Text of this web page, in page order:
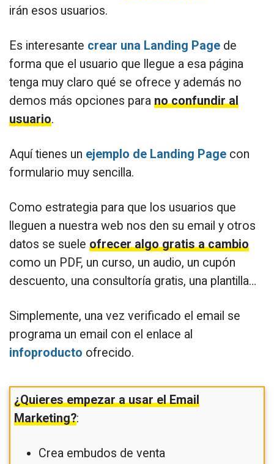
irán esos usuarios.
Es interesante crear una Landing Page de
forma que el usuario que llegue a esa página
tenga muy claro qué se ofrece y además no
demos más opciones para no confundir al
usuario.
Aquí tienes un ejemplo de Landing Page con
formulario muy sencilla.
Como estrategia para que los usuarios que
lleguen a nuestra web nos den su email y otros
datos se suele ofrecer algo gratis a cambio
como un PDF, un curso, un audio, un cupón
descuento, una consultoría gratis, una plantilla…
Simplemente, una vez verificado el email se
programa un email con el enlace al
infoproducto ofrecido.
¿Quieres empezar a usar el Email
Marketing?:
Crea embudos de venta